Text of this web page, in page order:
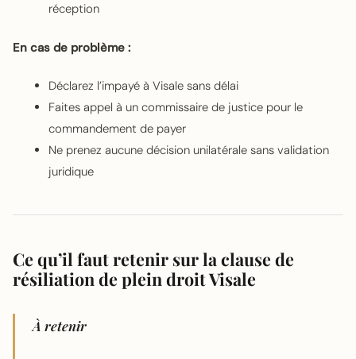
réception
En cas de problème :
Déclarez l’impayé à Visale sans délai
Faites appel à un commissaire de justice pour le
commandement de payer
Ne prenez aucune décision unilatérale sans validation
juridique
Ce qu’il faut retenir sur la clause de
résiliation de plein droit Visale
À retenir